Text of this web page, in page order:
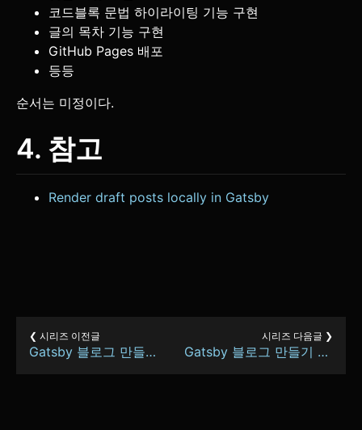
코드블록 문법 하이라이팅 기능 구현
글의 목차 기능 구현
GitHub Pages 배포
등등
순서는 미정이다.
4. 참고
Render draft posts locally in Gatsby
❮ 시리즈 이전글
Gatsby 블로그 만들기 3 - 시리즈 기능 구현
시리즈 다음글 ❯
Gatsby 블로그 만들기 5 - Google Analytics 적용